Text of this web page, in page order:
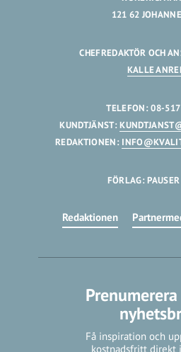
121 62
CHEFREDAKTÖR OCH
KALLE
TELEFON: 08-
KUNDTJÄNST:
REDAKTIONEN:
FÖRLAG:
Redaktionen
Få inspiration och
kostnadsfritt direkt